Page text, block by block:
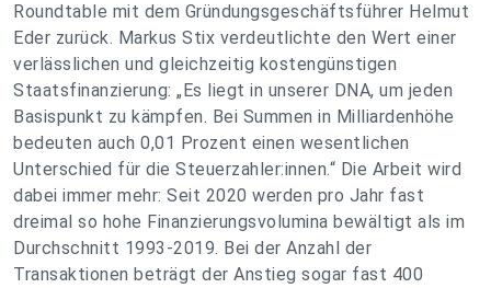
Roundtable mit dem Gründungsgeschäftsführer Helmut
Eder zurück. Markus Stix verdeutlichte den Wert einer
verlässlichen und gleichzeitig kostengünstigen
Staatsfinanzierung: „Es liegt in unserer DNA, um jeden
Basispunkt zu kämpfen. Bei Summen in Milliardenhöhe
bedeuten auch 0,01 Prozent einen wesentlichen
Unterschied für die Steuerzahler:innen.“ Die Arbeit wird
dabei immer mehr: Seit 2020 werden pro Jahr fast
dreimal so hohe Finanzierungsvolumina bewältigt als im
Durchschnitt 1993-2019. Bei der Anzahl der
Transaktionen beträgt der Anstieg sogar fast 400